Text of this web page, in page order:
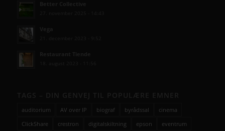
auditorium AV over IP biograf byrådssal
cinema
ClickShare
crestron digitalskiltning epson
eventrum